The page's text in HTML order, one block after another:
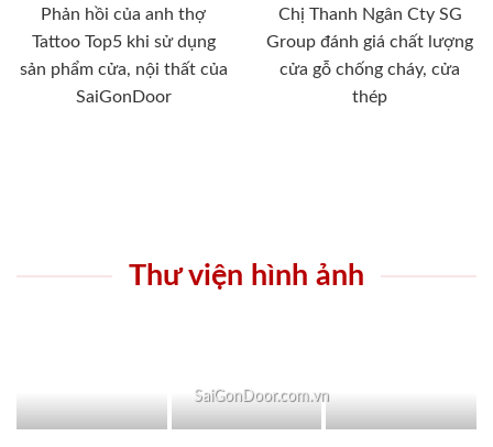
Phản hồi của anh thợ
Tattoo Top5 khi sử dụng
sản phẩm cửa, nội thất của
SaiGonDoor
Chị Thanh Ngân Cty SG
Group đánh giá chất lượng
cửa gỗ chống cháy, cửa
thép
Thư viện hình ảnh
SaiGonDoor.com.vn